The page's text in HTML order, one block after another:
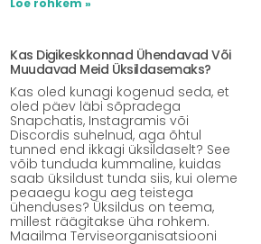
Kas Digikeskkonnad Ühendavad Või
Muudavad Meid Üksildasemaks?
Kas oled kunagi kogenud seda, et
oled päev läbi sõpradega
Snapchatis, Instagramis või
Discordis suhelnud, aga õhtul
tunned end ikkagi üksildaselt? See
võib tunduda kummaline, kuidas
saab üksildust tunda siis, kui oleme
peaaegu kogu aeg teistega
ühenduses? Üksildus on teema,
millest räägitakse üha rohkem.
Maailma Terviseorganisatsiooni